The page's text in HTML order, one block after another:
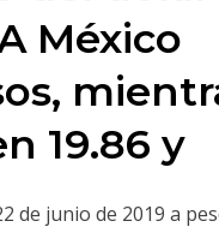
México
19.86 y
de junio de 2019 a